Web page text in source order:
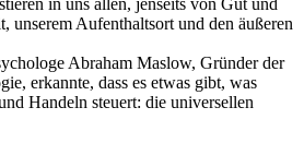
unserem Aufenthaltsort und den äußeren
Abraham Maslow, Gründer der
erkannte, dass es etwas gibt, was
Handeln steuert: die universellen